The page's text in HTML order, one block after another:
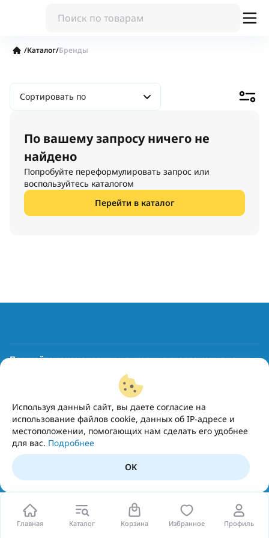
Главная Каталог Корзина Избранное Профиль
/Каталог/Бренды
Сортировать по
По вашему запросу ничего не
найдено
Попробуйте переформулировать запрос или
воспользуйтесь каталогом
Перейти в каталог
Используя данный сайт, вы даете согласие на
использование файлов cookie, данных об IP-адресе и
местоположении, помогающих нам сделать его удобнее
для вас. Подробнее
OK
Получайте рекомендации и выгодные предложения на
Подписаться